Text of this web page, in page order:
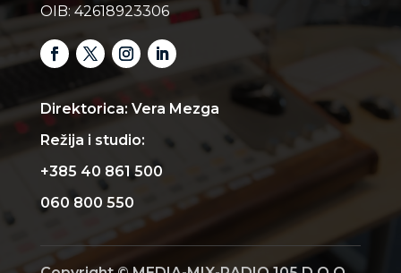
OIB: 42618923306
Direktorica: Vera Mezga
Režija i studio:
+385 40 861 500
060 800 550